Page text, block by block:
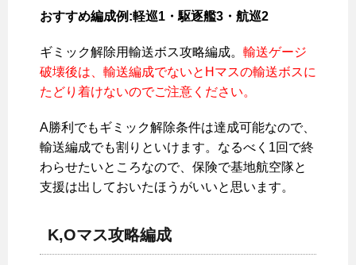
おすすめ編成例:軽巡1・駆逐艦3・航巡2
ギミック解除用輸送ボス攻略編成。 輸送ゲージ
破壊後は、輸送編成でないとHマスの輸送ボスに
たどり着けないのでご注意ください。
A勝利でもギミック解除条件は達成可能なので、
輸送編成でも割りといけます。なるべく1回で終
わらせたいところなので、保険で基地航空隊と
支援は出しておいたほうがいいと思います。
K,Oマス攻略編成